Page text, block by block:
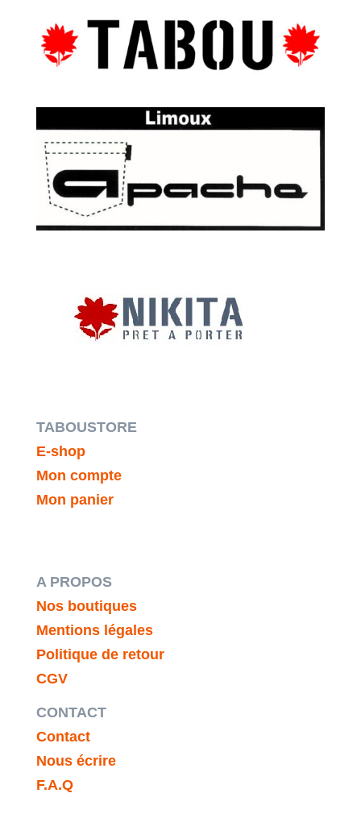
TABOUSTORE
E-shop
Mon compte
Mon panier
A PROPOS
Nos boutiques
Mentions légales
Politique de retour
CGV
CONTACT
Contact
Nous écrire
F.A.Q